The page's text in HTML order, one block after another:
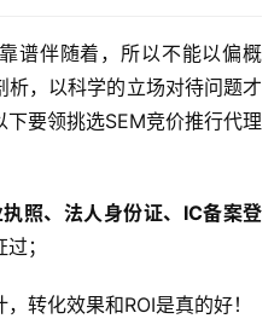
谱伴随着，所以不能以偏概
，以科学的立场对待问题才
要领挑选SEM竞价推行代理
照、法人身份证、IC备案登
；
转化效果和ROI是真的好！